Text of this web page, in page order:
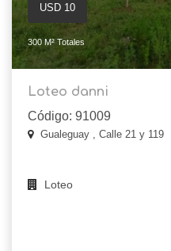
USD 10
300 M² Totales
Loteo danni
Código: 91009
Gualeguay , Calle 21 y 119
Loteo